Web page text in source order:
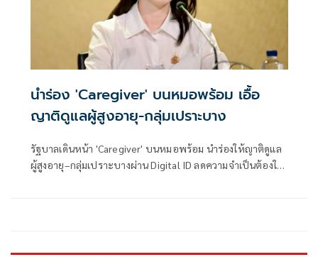
นำร่อง 'Caregiver' บนหมอพร้อม เอื้อ
ญาติดูแลผู้สูงอายุ-กลุ่มเปราะบาง
รัฐบาลเดินหน้า 'Caregiver' บนหมอพร้อม นำร่องให้ญาติดูแล
ผู้สูงอายุ–กลุ่มเปราะบางผ่าน Digital ID ลดความจำเป็นต้องใช้